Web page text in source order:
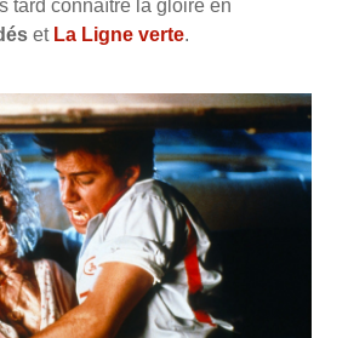
tard connaître la gloire en
et La Ligne verte.